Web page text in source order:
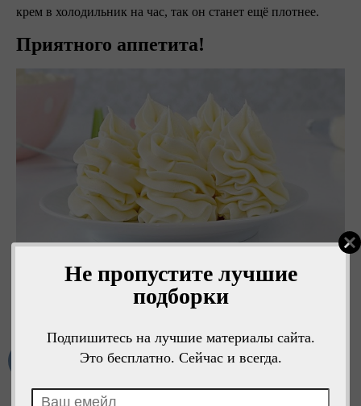
Не пропустите лучшие
подборки
Подпишитесь на лучшие материалы сайта.
Это бесплатно. Сейчас и всегда.
крем в холодильник на час, так он станет ещё плотнее. ⠀
Приятного аппетита!
Мне нравится 1